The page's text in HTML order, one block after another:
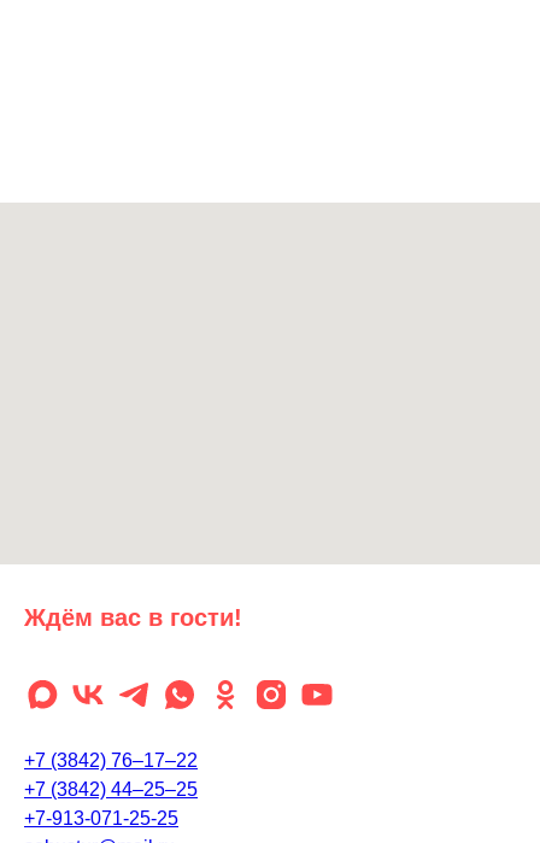
Ждём вас в гости!
+7 (3842) 76‒17‒22
+7 (3842) 44‒25‒25
+7-913-071-25-25